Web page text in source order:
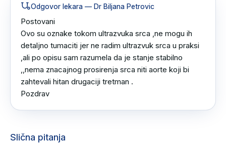
Odgovor lekara — Dr Biljana Petrovic
Postovani
Ovo su oznake tokom ultrazvuka srca ,ne mogu ih
detaljno tumaciti jer ne radim ultrazvuk srca u praksi
,ali po opisu sam razumela da je stanje stabilno
,,nema znacajnog prosirenja srca niti aorte koji bi
zahtevali hitan drugaciji tretman .
Pozdrav
Slična pitanja